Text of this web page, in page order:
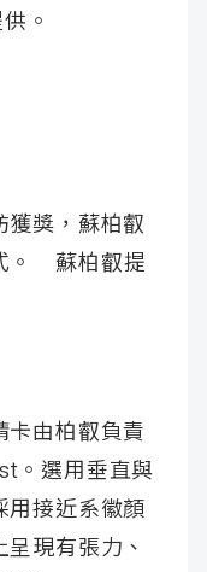
。
獲獎，蘇柏叡
。 蘇柏叡提
卡由柏叡負責
。選用垂直與
用接近系徽顏
現有張力、